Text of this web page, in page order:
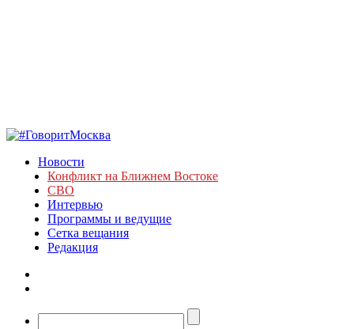
Новости
Конфликт на Ближнем Востоке
СВО
Интервью
Программы и ведущие
Сетка вещания
Редакция